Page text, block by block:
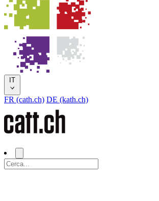
IT
FR (cath.ch) DE (kath.ch)